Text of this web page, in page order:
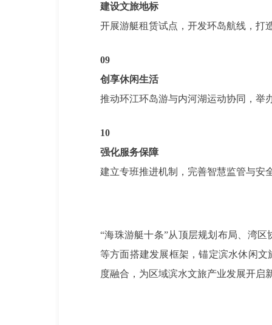
建设文旅地标
开展游艇租赁试点，开发环岛航线，打
09
创享休闲生活
推动环江环岛游与内河湖运动协同，举
10
强化服务保障
建立专班推进机制，完善智慧监管与安
“海珠游艇十条”从顶层规划布局、湾
等方面搭建发展框架，锚定滨水休闲
度融合，为区域滨水文旅产业发展开启